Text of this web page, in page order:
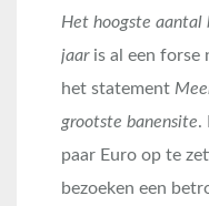
Het hoogste aantal
jaaris al een forse
het statement
grootste banensite.
paar Euro op te
bezoeken een